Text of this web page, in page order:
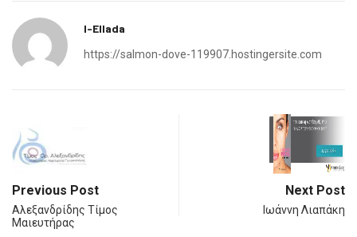
I-Ellada
https://salmon-dove-119907.hostingersite.com
Previous Post
Αλεξανδρίδης Τίμος
Μαιευτήρας
Next Post
Ιωάννη Λιαπάκη